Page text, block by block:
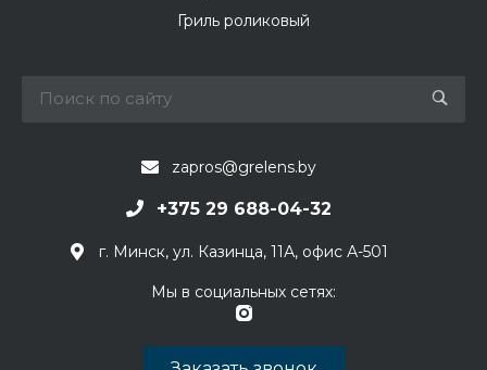
Гриль роликовый
zapros@grelens.by
+375 29 688-04-32
г. Минск, ул. Казинца, 11А, офис А-501
Мы в социальных сетях: